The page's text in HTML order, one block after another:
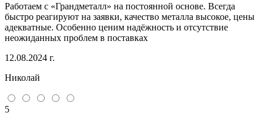
Работаем с «Грандметалл» на постоянной основе. Всегда
быстро реагируют на заявки, качество металла высокое, цены
адекватные. Особенно ценим надёжность и отсутствие
неожиданных проблем в поставках
12.08.2024 г.
Николай
5